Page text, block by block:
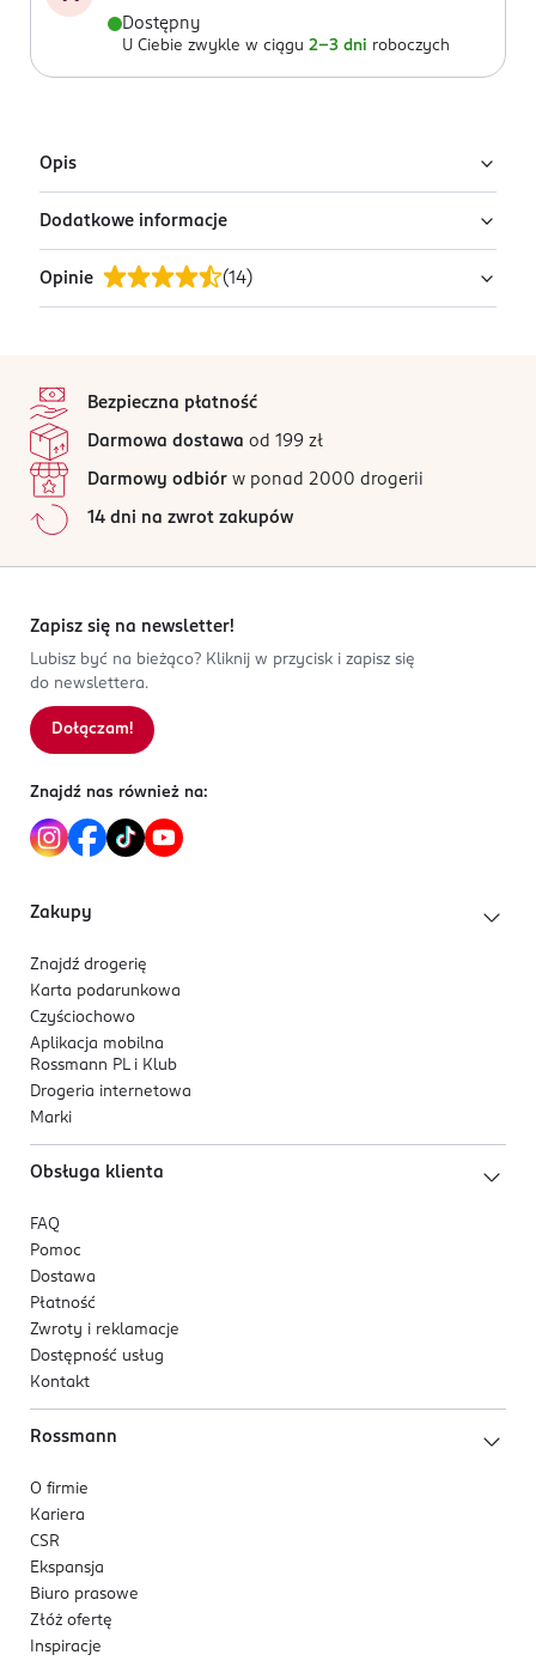
Dostępny
U Ciebie zwykle w ciągu 2-3 dni roboczych
Opis
Pluszowy brelok Ty Beanie Babies z motywem
superbohatera znanego z filmów Marvela -
Spidermana.
Dodatkowe informacje
PRODUCENT/PODMIOT ODPOWIEDZIALNY
Meteor CEE Kft
Kod EAN
0 008421 340101
Opinie (14)
Wszystkie opinie są zweryfikowane zakupem.
4
0%
2
1
0%
Sortowanie wg
Bezpieczna płatność
Darmowa dostawa od 199 zł
Darmowy odbiór w ponad 2000 drogerii
14 dni na zwrot zakupów
Zapisz się na newsletter!
Lubisz być na bieżąco? Kliknij w przycisk i zapisz się
do newslettera.
Dołączam!
Znajdź nas również na:
Zakupy
Znajdź drogerię
Karta podarunkowa
Czyściochowo
Aplikacja mobilna
Rossmann PL i Klub
Drogeria internetowa
Marki
Obsługa klienta
FAQ
Pomoc
Dostawa
Płatność
Zwroty i reklamacje
Dostępność usług
Kontakt
Rossmann
O firmie
Kariera
CSR
Ekspansja
Biuro prasowe
Złóż ofertę
Inspiracje